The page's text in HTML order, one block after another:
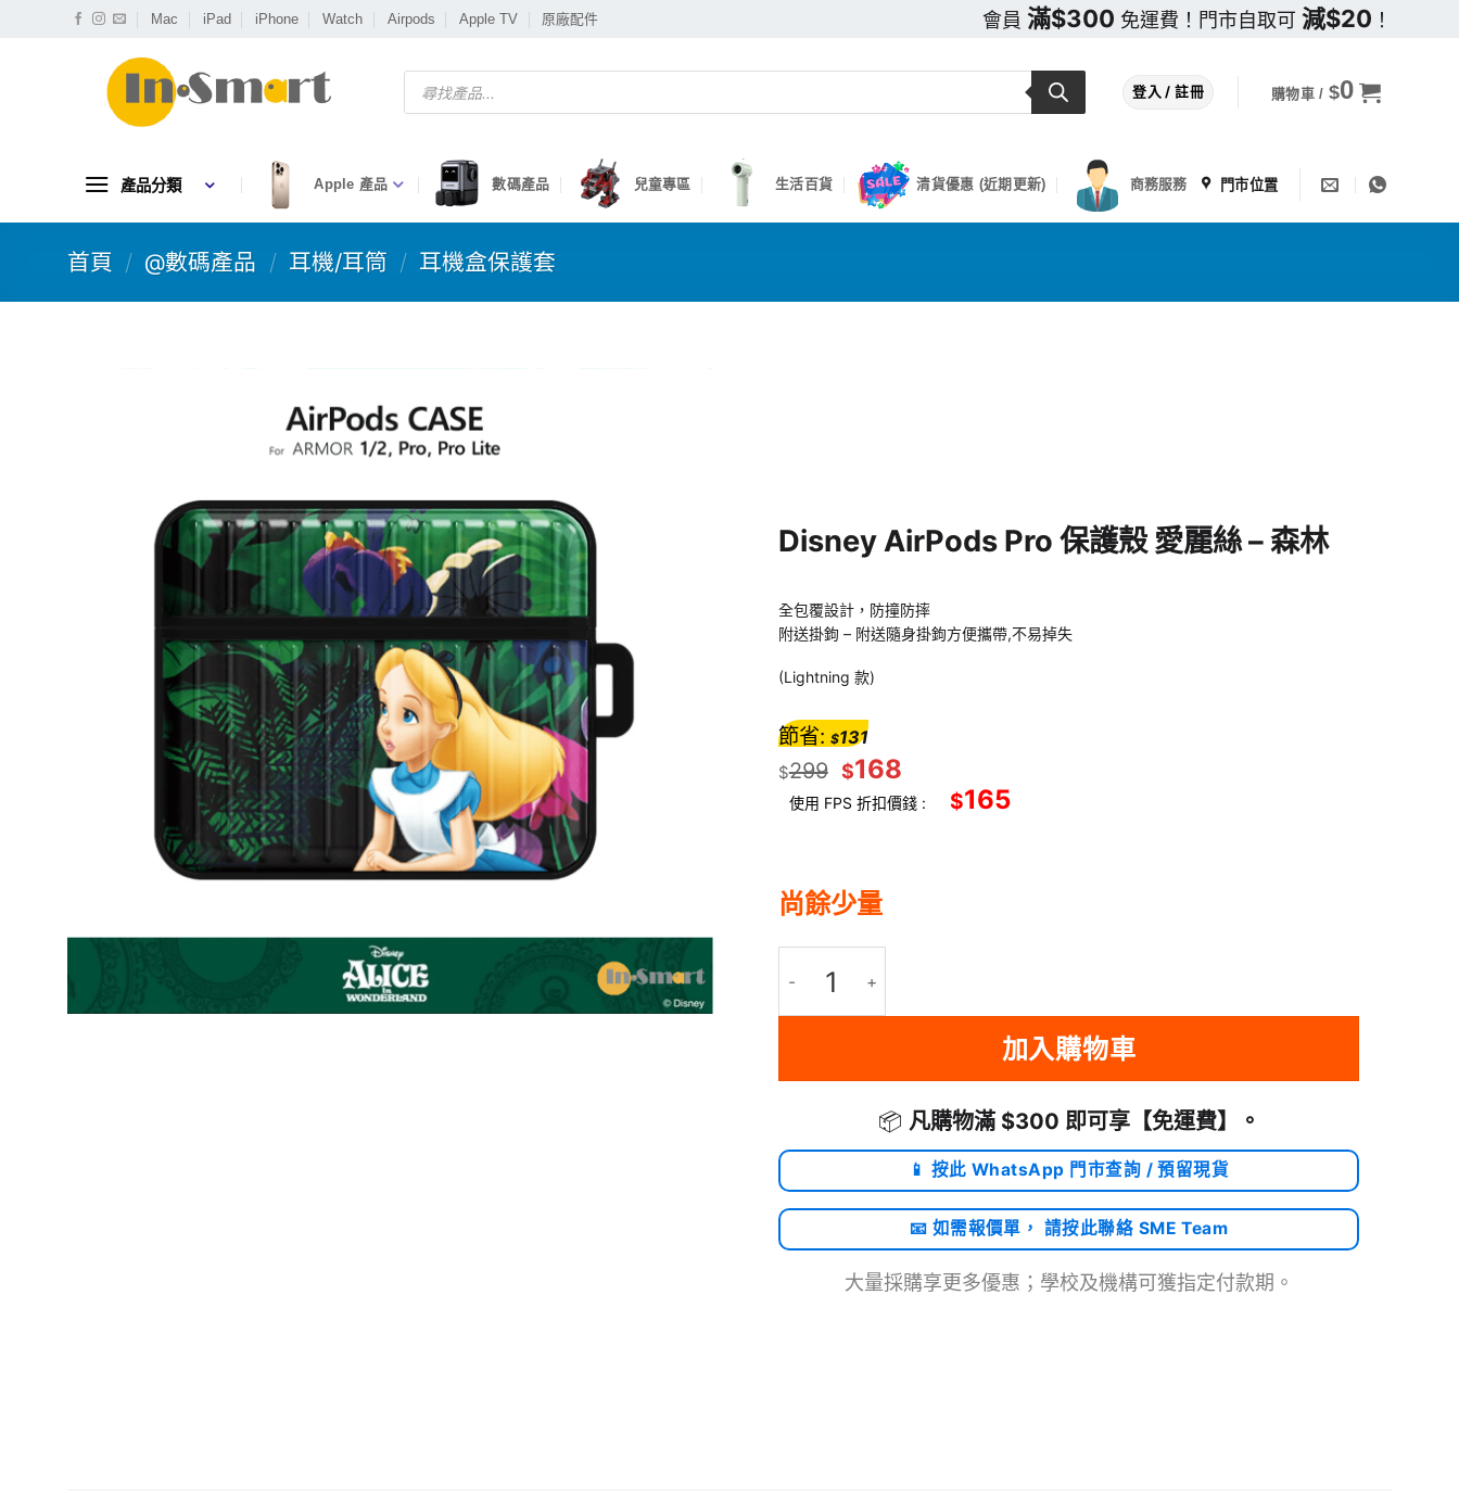
Mac iPad iPhone Watch Airpods Apple TV 原廠配件 會員 滿$300 免運費！門市自取可 減$20 ！
Products
search
登入 / 註冊 購物車 / $0
產品分類 Apple 產品 數碼產品 兒童專區 生活百貨 清貨優惠 (近期更新) 商務服務 門市位置
首頁 / @數碼產品 / 耳機/耳筒 / 耳機盒保護套
Disney AirPods Pro 保護殼 愛麗絲 – 森林
全包覆設計，防撞防摔
附送掛鉤 – 附送隨身掛鉤方便攜帶,不易掉失
(Lightning 款)
$299 $168
節省: $131
使用 FPS 折扣價錢 : $165
尚餘少量
加入購物車
📦 凡購物滿 $300 即可享【免運費】 。
📱 按此 WhatsApp 門市查詢 / 預留現貨
📧 如需報價單， 請按此聯絡 SME Team
大量採購享更多優惠；學校及機構可獲指定付款期。